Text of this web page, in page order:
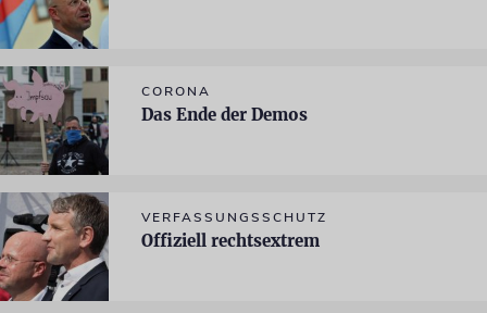
CORONA
Das Ende der Demos
VERFASSUNGSSCHUTZ
Offiziell rechtsextrem